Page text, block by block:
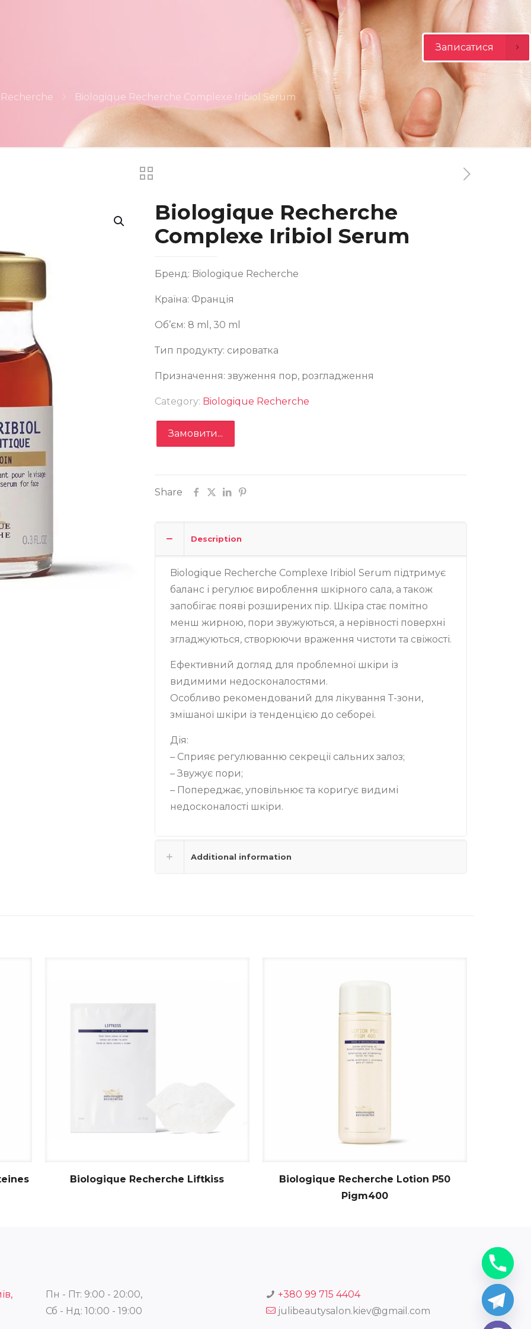
Biologique Recherche Complexe Iribiol Serum
Biologique Recherche
Complexe Iribiol Serum
Бренд: Biologique Recherche
Країна: Франція
Об’єм: 8 ml, 30 ml
Тип продукту: сироватка
Призначення: звуження пор, розгладження
Category: Biologique Recherche
Замовити...
Share
Description
Biologique Recherche Complexe Iribiol Serum підтримує
баланс і регулює вироблення шкірного сала, а також
запобігає появі розширених пір. Шкіра стає помітно
менш жирною, пори звужуються, а нерівності поверхні
згладжуються, створюючи враження чистоти та свіжості.
Ефективний догляд для проблемної шкіри із
видимими недосконалостями.
Особливо рекомендований для лікування Т-зони,
змішаної шкіри із тенденцією до себореї.
Дія:
– Сприяє регулюванню секреції сальних залоз;
– Звужує пори;
– Попереджає, уповільнює та коригує видимі
недосконалості шкіри.
Additional information
Biologique Recherche Liftkiss
Biologique Recherche Lotion P50
Pigm400
Пн - Пт: 9:00 - 20:00,
Сб - Нд: 10:00 - 19:00
+380 99 715 4404
julibeautysalon.kiev@gmail.com
Recherche Complexe Iribiol Serum
Записатися